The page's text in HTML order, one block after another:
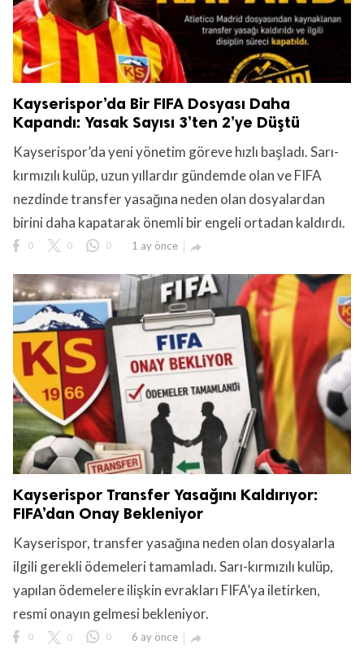
Kayserispor’da Bir FIFA Dosyası Daha
Kapandı: Yasak Sayısı 3’ten 2’ye Düştü
Kayserispor’da yeni yönetim göreve hızlı başladı. Sarı-
kırmızılı kulüp, uzun yıllardır gündemde olan ve FIFA
nezdinde transfer yasağına neden olan dosyalardan
birini daha kapatarak önemli bir engeli ortadan kaldırdı.
0 0 0 1 ay önce 
Kayserispor Transfer Yasağını Kaldırıyor:
FIFA’dan Onay Bekleniyor
Kayserispor, transfer yasağına neden olan dosyalarla
ilgili gerekli ödemeleri tamamladı. Sarı-kırmızılı kulüp,
yapılan ödemelere ilişkin evrakları FIFA’ya iletirken,
resmi onayın gelmesi bekleniyor.
0 0 0 6 ay önce 